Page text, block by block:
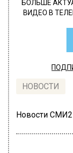
БОЛЬШЕ
ВИДЕО В
НОВОСТИ
Новости СМИ2